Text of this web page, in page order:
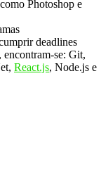
Photoshop e
deadlines
encontram-se: Git,
React.js, Node.js e